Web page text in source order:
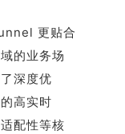
更贴合
的业务场
深度优
高实时
配性等核